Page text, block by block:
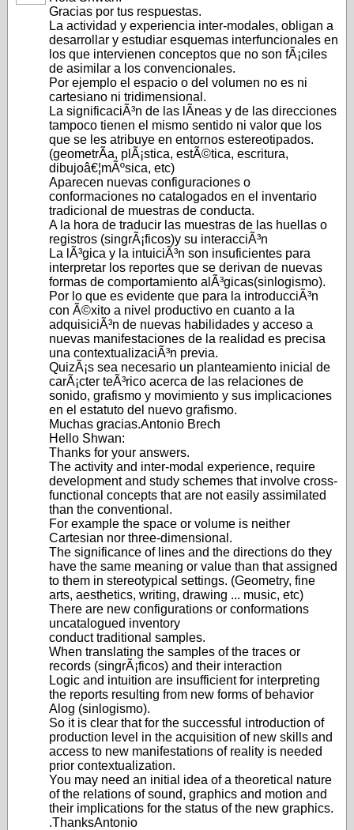
Gracias por tus respuestas.
La actividad y experiencia inter-modales, obligan a
desarrollar y estudiar esquemas interfuncionales en
los que intervienen conceptos que no son fÃ¡ciles
de asimilar a los convencionales.
Por ejemplo el espacio o del volumen no es ni
cartesiano ni tridimensional.
La significaciÃ³n de las lÃ­neas y de las direcciones
tampoco tienen el mismo sentido ni valor que los
que se les atribuye en entornos estereotipados.
(geometrÃ­a, plÃ¡stica, estÃ©tica, escritura,
dibujoâ€¦mÃºsica, etc)
Aparecen nuevas configuraciones o
conformaciones no catalogados en el inventario
tradicional de muestras de conducta.
A la hora de traducir las muestras de las huellas o
registros (singrÃ¡ficos)y su interacciÃ³n
La lÃ³gica y la intuiciÃ³n son insuficientes para
interpretar los reportes que se derivan de nuevas
formas de comportamiento alÃ³gicas(sinlogismo).
Por lo que es evidente que para la introducciÃ³n
con Ã©xito a nivel productivo en cuanto a la
adquisiciÃ³n de nuevas habilidades y acceso a
nuevas manifestaciones de la realidad es precisa
una contextualizaciÃ³n previa.
QuizÃ¡s sea necesario un planteamiento inicial de
carÃ¡cter teÃ³rico acerca de las relaciones de
sonido, grafismo y movimiento y sus implicaciones
en el estatuto del nuevo grafismo.
Muchas gracias.Antonio Brech
Hello Shwan:
Thanks for your answers.
The activity and inter-modal experience, require
development and study schemes that involve cross-
functional concepts that are not easily assimilated
than the conventional.
For example the space or volume is neither
Cartesian nor three-dimensional.
The significance of lines and the directions do they
have the same meaning or value than that assigned
to them in stereotypical settings. (Geometry, fine
arts, aesthetics, writing, drawing ... music, etc)
There are new configurations or conformations
uncatalogued inventory
conduct traditional samples.
When translating the samples of the traces or
records (singrÃ¡ficos) and their interaction
Logic and intuition are insufficient for interpreting
the reports resulting from new forms of behavior
Alog (sinlogismo).
So it is clear that for the successful introduction of
production level in the acquisition of new skills and
access to new manifestations of reality is needed
prior contextualization.
You may need an initial idea of a theoretical nature
of the relations of sound, graphics and motion and
their implications for the status of the new graphics.
.ThanksAntonio